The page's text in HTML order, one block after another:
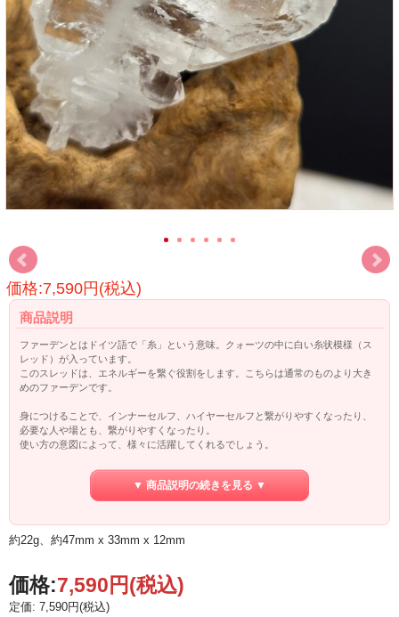
価格:7,590円(税込)
商品説明
ファーデンとはドイツ語で「糸」という意味。クォーツの中に白い糸状模様（ス
レッド）が入っています。
このスレッドは、エネルギーを繋ぐ役割をします。こちらは通常のものより大き
めのファーデンです。
身につけることで、インナーセルフ、ハイヤーセルフと繋がりやすくなったり、
必要な人や場とも、繋がりやすくなったり。
使い方の意図によって、様々に活躍してくれるでしょう。
「繋がり」ということで、家族や友人はもちろん、恋愛に関しても
絆を深めるということに力を発揮してくれるとも言われています。
▼ 商品説明の続きを見る ▼
約22g、約47mm x 33mm x 12mm
価格:7,590円(税込)
定価: 7,590円(税込)